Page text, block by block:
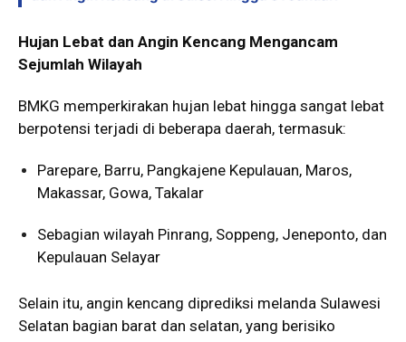
Hujan Lebat dan Angin Kencang Mengancam
Sejumlah Wilayah
BMKG memperkirakan hujan lebat hingga sangat lebat
berpotensi terjadi di beberapa daerah, termasuk:
Parepare, Barru, Pangkajene Kepulauan, Maros,
Makassar, Gowa, Takalar
Sebagian wilayah Pinrang, Soppeng, Jeneponto, dan
Kepulauan Selayar
Selain itu, angin kencang diprediksi melanda Sulawesi
Selatan bagian barat dan selatan, yang berisiko